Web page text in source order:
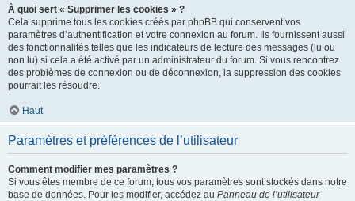
À quoi sert « Supprimer les cookies » ?
Cela supprime tous les cookies créés par phpBB qui conservent vos
paramètres d’authentification et votre connexion au forum. Ils fournissent aussi
des fonctionnalités telles que les indicateurs de lecture des messages (lu ou
non lu) si cela a été activé par un administrateur du forum. Si vous rencontrez
des problèmes de connexion ou de déconnexion, la suppression des cookies
pourrait les résoudre.
Haut
Paramètres et préférences de l’utilisateur
Comment modifier mes paramètres ?
Si vous êtes membre de ce forum, tous vos paramètres sont stockés dans notre
base de données. Pour les modifier, accédez au Panneau de l’utilisateur